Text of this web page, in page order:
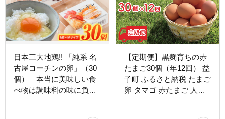
日本三大地鶏!! 「純系 名
古屋コーチンの卵」（30
個） 本当に美味しい食
べ物は調味料の味に負け
【定期便】黒麹育ちの赤
たまご30個（年12回） 益
子町 ふるさと納税 たまご
卵 タマゴ 赤たまご 人気